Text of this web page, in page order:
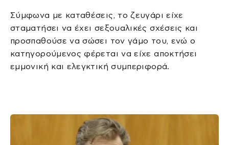
Σύμφωνα με καταθέσεις, το ζευγάρι είχε
σταματήσει να έχει σεξουαλικές σχέσεις και
προσπαθούσε να σώσει τον γάμο του, ενώ ο
κατηγορούμενος φέρεται να είχε αποκτήσει
εμμονική και ελεγκτική συμπεριφορά.